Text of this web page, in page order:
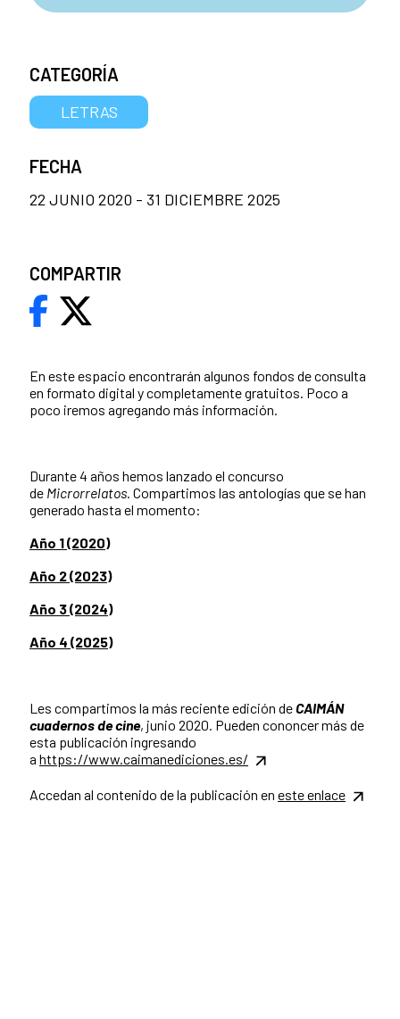
En este espacio encontrarán algunos fondos de consulta
en formato digital y completamente gratuitos. Poco a
poco iremos agregando más información.
Durante 4 años hemos lanzado el concurso
de Microrrelatos. Compartimos las antologías que se han
generado hasta el momento:
Año 1 (2020)
Año 2 (2023)
Año 3 (2024)
Año 4 (2025)
Les compartimos la más reciente edición deCAIMÁN
cuadernos de cine, junio 2020. Pueden cononcer más de
esta publicación ingresando
a https://www.caimanediciones.es/
Accedan al contenido de la publicación en este enlace
CATEGORÍA
LETRAS
FECHA
22 JUNIO 2020 - 31 DICIEMBRE 2025
COMPARTIR